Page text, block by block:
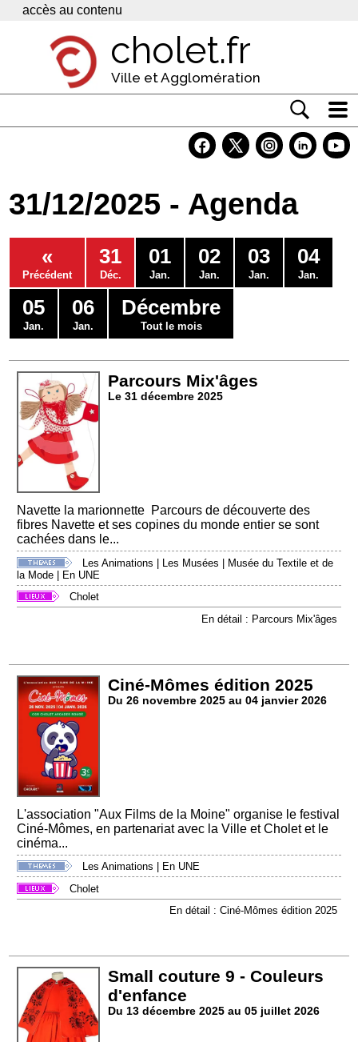
Panneau de gestion des cookies
accès au contenu
cholet.fr
Ville et Agglomération
Economie
Services
Contacts
31/12/2025 - Agenda
«
Précédent
31
Déc.
01
Jan.
02
Jan.
03
Jan.
04
Jan.
05
Jan.
06
Jan.
Décembre
Tout le mois
Parcours Mix'âges
Le 31 décembre 2025
Navette la marionnette Parcours de découverte des
fibres Navette et ses copines du monde entier se sont
cachées dans le...
Les Animations | Les Musées | Musée du Textile et de
la Mode | En UNE
Cholet
En détail : Parcours Mix'âges
Ciné-Mômes édition 2025
Du 26 novembre 2025 au 04 janvier 2026
L'association "Aux Films de la Moine" organise le festival
Ciné-Mômes, en partenariat avec la Ville et Cholet et le
cinéma...
Les Animations
En UNE
Cholet
En détail : Ciné-Mômes édition 2025
Small couture 9 - Couleurs
d'enfance
Du 13 décembre 2025 au 05 juillet 2026